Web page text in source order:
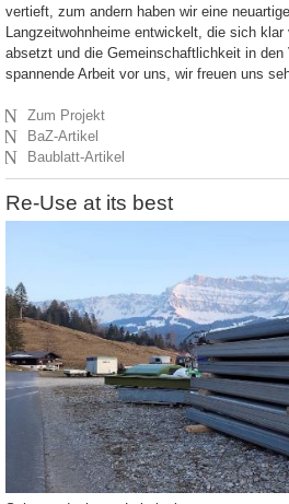
vertieft, zum andern haben wir eine
Langzeitwohnheime entwickelt, die sich klar
absetzt und die Gemeinschaftlichkeit in den
spannende Arbeit vor uns, wir freuen uns
N Zum Projekt
N BaZ-Artikel
N Baublatt-Artikel
Re-Use at its best